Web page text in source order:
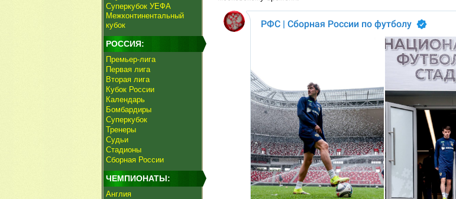
Суперкубок УЕФА
Межконтинентальный
кубок
РОССИЯ:
Премьер-лига
Первая лига
Вторая лига
Кубок России
Календарь
Бомбардиры
Суперкубок
Тренеры
Судьи
Стадионы
Сборная России
ЧЕМПИОНАТЫ:
Англия